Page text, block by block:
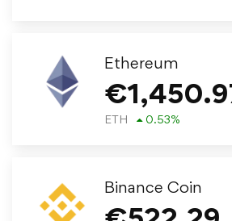
Ethereum
€
ETH 0.53%
Binance Coin